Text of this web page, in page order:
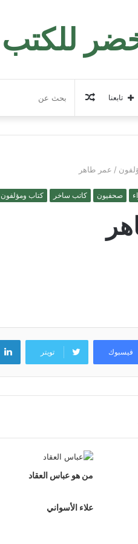
للكتب
مقال
عشوائي
تابعنا
/ عمر طاهر
صحفيون كاتب ساخر كتاب ومؤلفون
فيسبوك تويتر
من هو عباس العقاد
علاء الأسواني